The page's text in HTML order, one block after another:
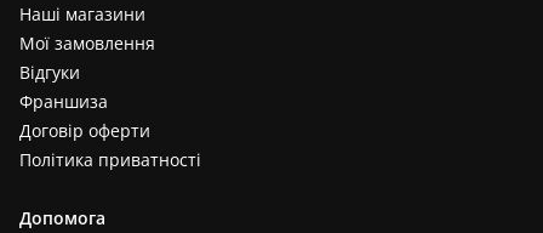
Наші магазини
Мої замовлення
Відгуки
Франшиза
Договір оферти
Політика приватності
Допомога